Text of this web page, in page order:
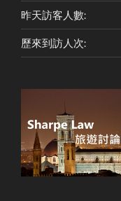
昨天訪客人數:
歷來到訪人次: